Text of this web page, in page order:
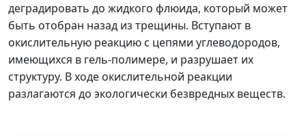
деградировать до жидкого флюида, который может
быть отобран назад из трещины. Вступают в
окислительную реакцию с цепями углеводородов,
имеющихся в гель-полимере, и разрушает их
структуру. В ходе окислительной реакции
разлагаются до экологически безвредных веществ.